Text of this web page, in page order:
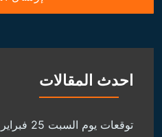
احدث المقالات
توقعات يوم السبت 25 فبراير